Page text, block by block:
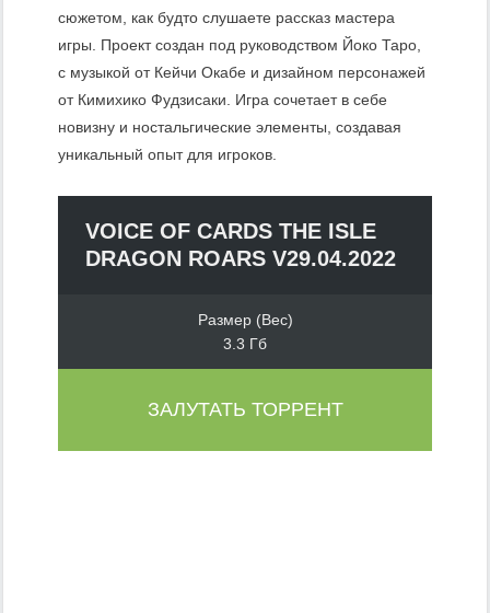
сюжетом, как будто слушаете рассказ мастера
игры. Проект создан под руководством Йоко Таро,
с музыкой от Кейчи Окабе и дизайном персонажей
от Кимихико Фудзисаки. Игра сочетает в себе
новизну и ностальгические элементы, создавая
уникальный опыт для игроков.
VOICE OF CARDS THE ISLE
DRAGON ROARS V29.04.2022
Размер (Вес)
3.3 Гб
ЗАЛУТАТЬ ТОРРЕНТ